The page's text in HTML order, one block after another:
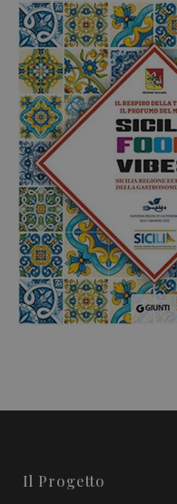
Il Progetto